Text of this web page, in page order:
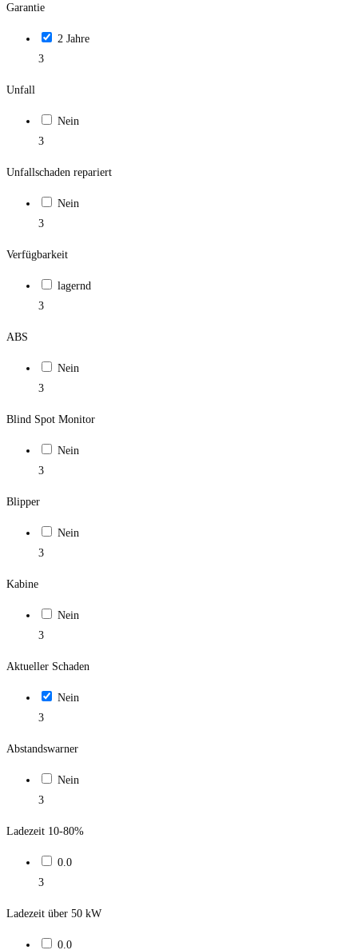
Garantie
2 Jahre
3
Unfall
Nein
3
Unfallschaden repariert
Nein
3
Verfügbarkeit
lagernd
3
ABS
Nein
3
Blind Spot Monitor
Nein
3
Blipper
Nein
3
Kabine
Nein
3
Aktueller Schaden
Nein
3
Abstandswarner
Nein
3
Ladezeit 10-80%
0.0
3
Ladezeit über 50 kW
0.0